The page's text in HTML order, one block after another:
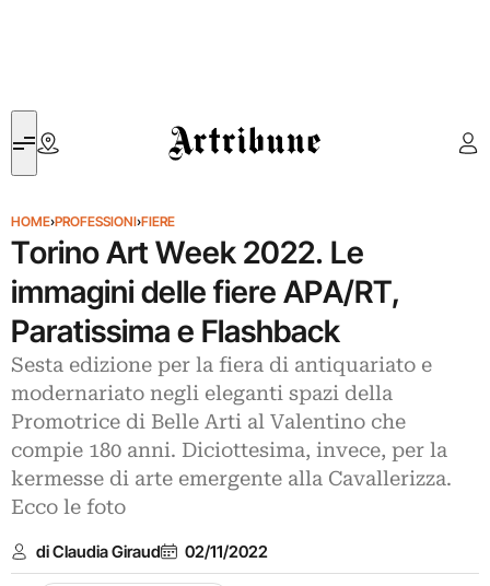
Artribune
HOME›PROFESSIONI›FIERE
Torino Art Week 2022. Le
immagini delle fiere APA/RT,
Paratissima e Flashback
Sesta edizione per la fiera di antiquariato e
modernariato negli eleganti spazi della
Promotrice di Belle Arti al Valentino che
compie 180 anni. Diciottesima, invece, per la
kermesse di arte emergente alla Cavallerizza.
Ecco le foto
di Claudia Giraud 02/11/2022